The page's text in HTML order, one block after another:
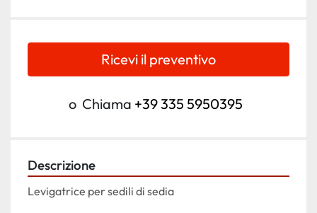
Ricevi il preventivo
o Chiama +39 335 5950395
Descrizione
Levigatrice per sedili di sedia